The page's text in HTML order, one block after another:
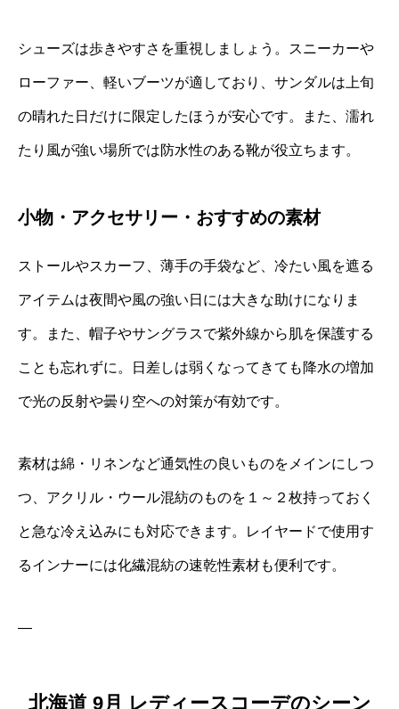
シューズは歩きやすさを重視しましょう。スニーカーや
ローファー、軽いブーツが適しており、サンダルは上旬
の晴れた日だけに限定したほうが安心です。また、濡れ
たり風が強い場所では防水性のある靴が役立ちます。
小物・アクセサリー・おすすめの素材
ストールやスカーフ、薄手の手袋など、冷たい風を遮る
アイテムは夜間や風の強い日には大きな助けになりま
す。また、帽子やサングラスで紫外線から肌を保護する
ことも忘れずに。日差しは弱くなってきても降水の増加
で光の反射や曇り空への対策が有効です。
素材は綿・リネンなど通気性の良いものをメインにしつ
つ、アクリル・ウール混紡のものを１～２枚持っておく
と急な冷え込みにも対応できます。レイヤードで使用す
るインナーには化繊混紡の速乾性素材も便利です。
—
北海道 9月 レディースコーデのシーン